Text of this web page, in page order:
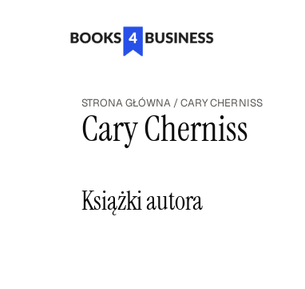
STRONA GŁÓWNA /CARY CHERNISS
Cary Cherniss
Książki autora